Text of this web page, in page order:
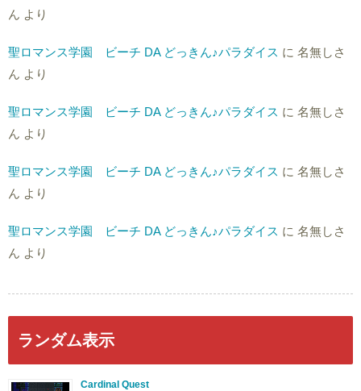
ん より
聖ロマンス学園 ビーチ DA どっきん♪パラダイス に 名無しさ
ん より
聖ロマンス学園 ビーチ DA どっきん♪パラダイス に 名無しさ
ん より
聖ロマンス学園 ビーチ DA どっきん♪パラダイス に 名無しさ
ん より
聖ロマンス学園 ビーチ DA どっきん♪パラダイス に 名無しさ
ん より
ランダム表示
Cardinal Quest